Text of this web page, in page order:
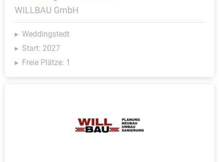
WILLBAU GmbH
Weddingstedt
Start: 2027
Freie Plätze: 1